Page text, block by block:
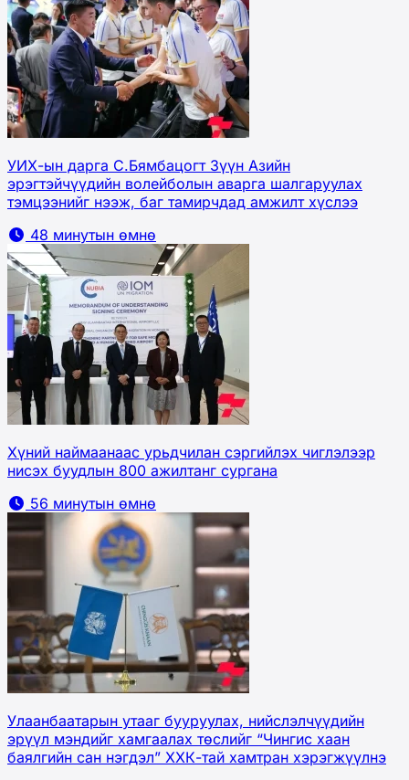
УИХ-ын дарга С.Бямбацогт Зүүн Азийн
эрэгтэйчүүдийн волейболын аварга шалгаруулах
тэмцээнийг нээж, баг тамирчдад амжилт хүслээ
48 минутын өмнө
Хүний наймаанаас урьдчилан сэргийлэх чиглэлээр
нисэх буудлын 800 ажилтанг сургана
56 минутын өмнө
Улаанбаатарын утааг бууруулах, нийслэлчүүдийн
эрүүл мэндийг хамгаалах төслийг “Чингис хаан
баялгийн сан нэгдэл” ХХК-тай хамтран хэрэгжүүлнэ